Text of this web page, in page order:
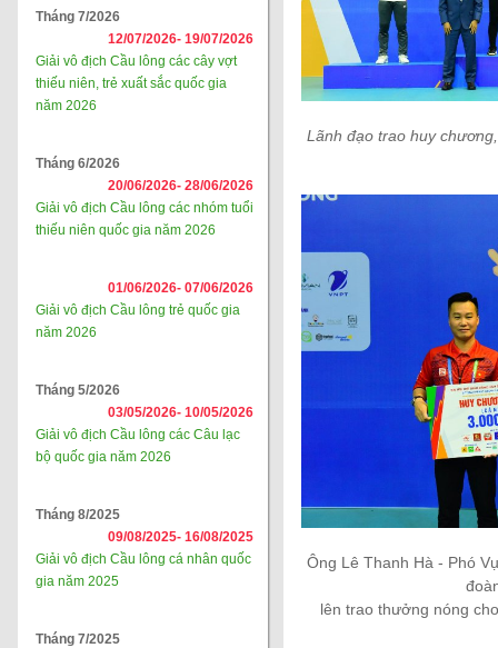
Tháng 7/2026
12/07/2026- 19/07/2026
Giải vô địch Cầu lông các cây vợt
thiếu niên, trẻ xuất sắc quốc gia
năm 2026
Tháng 6/2026
20/06/2026- 28/06/2026
Giải vô địch Cầu lông các nhóm tuổi
thiếu niên quốc gia năm 2026
01/06/2026- 07/06/2026
Giải vô địch Cầu lông trẻ quốc gia
năm 2026
Tháng 5/2026
03/05/2026- 10/05/2026
Giải vô địch Cầu lông các Câu lạc
bộ quốc gia năm 2026
Tháng 8/2025
09/08/2025- 16/08/2025
Giải vô địch Cầu lông cá nhân quốc
gia năm 2025
Tháng 7/2025
Lãnh đạo trao huy
Ông Lê Thanh Hà - Phó
lên trao thưởng nóng